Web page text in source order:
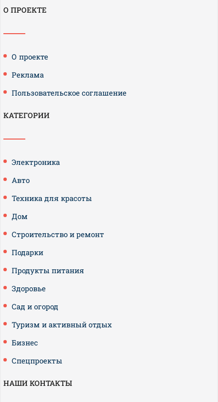
О ПРОЕКТЕ
О проекте
Реклама
Пользовательское соглашение
КАТЕГОРИИ
Электроника
Авто
Техника для красоты
Дом
Строительство и ремонт
Подарки
Продукты питания
Здоровье
Сад и огород
Туризм и активный отдых
Бизнес
Спецпроекты
НАШИ КОНТАКТЫ